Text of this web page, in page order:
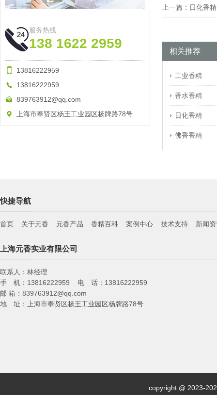
服务热线
138 1622 2959
13816222959
13816222959
839763912@qq.com
上海市奉贤区杨王工业园区杨牌路78号
上一篇： 日化香精
相关推荐
工业香精
香水香精
日化香精
佛香香精
快捷导航
首页 关于元香 元香产品 香精百科 案例中心 技术支持 新闻
上海元香实业有限公司
联系人：林经理
手 机：13816222959 电 话：13816222959
邮 箱：839763912@qq.com
地 址：上海市奉贤区杨王工业园区杨牌路78号
copyright @ 2023-